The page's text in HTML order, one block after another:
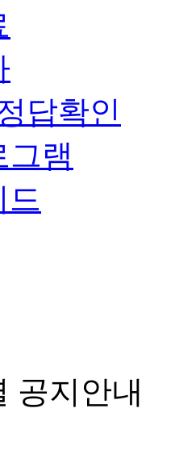
답확인
그램
드
공지안내